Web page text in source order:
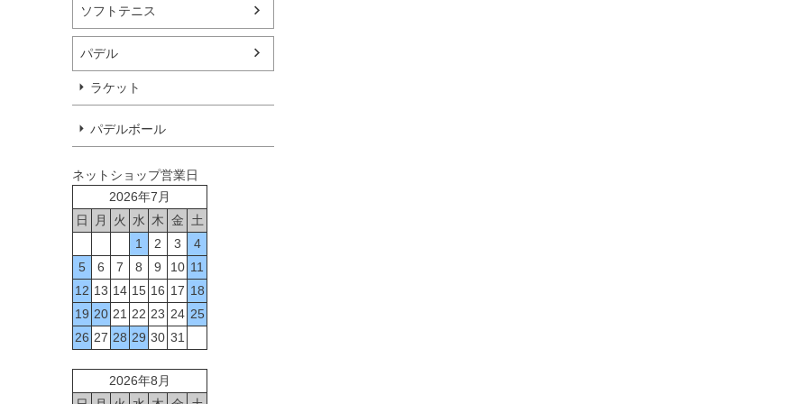
ソフトテニス
パデル
ラケット
パデルボール
ネットショップ営業日
2026年7月
日
月 火 水 木 金
土
1
2 3
4
5
6 7 8 9 10 11
12 13 14 15 16 17 18
19 20 21 22 23 24 25
26 27 28 29 30 31
2026年8月